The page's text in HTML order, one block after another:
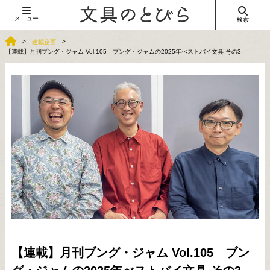
メニュー 検索
連載企画
【連載】月刊ブング・ジャム Vol.105 ブング・ジャムの2025年べストバイ文具 その3
【連載】月刊ブング・ジャム Vol.105 ブン